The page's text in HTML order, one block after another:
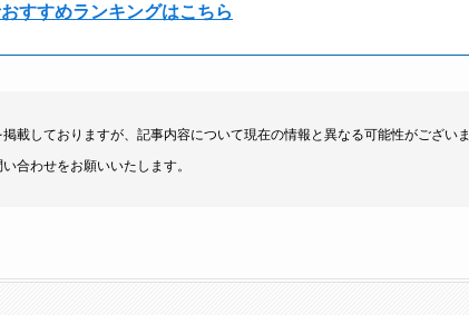
すすめランキングはこちら
載しておりますが、記事内容について現在の情報と異なる可能性がございま
合わせをお願いいたします。